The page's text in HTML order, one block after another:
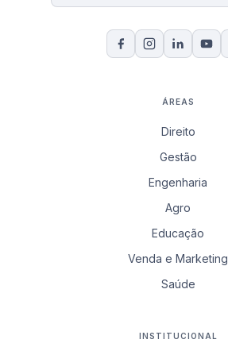
ÁREAS
Direito
Gestão
Engenharia
Agro
Educação
Venda e Marketing
Saúde
INSTITUCIONAL